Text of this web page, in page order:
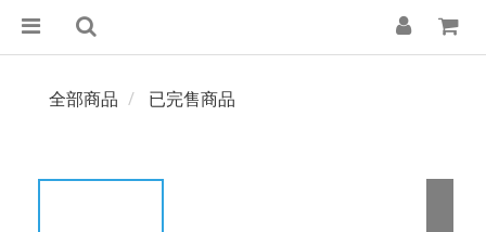
全部商品 已完售商品